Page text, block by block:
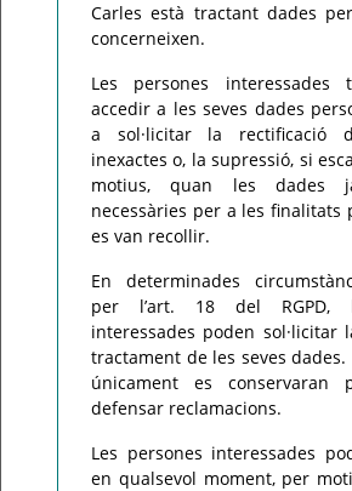
Carles està tractant dades
concerneixen.
Les persones
accedir a les seves dades
a sol·licitar la rectificació
inexactes o, la supressió, si
motius, quan les dades
necessàries per a les finalitats
es van recollir.
En determinades
per l’art. 18 del RGPD,
interessades poden sol·licitar
tractament de les seves dades.
únicament es conservaran
defensar reclamacions.
Les persones interessades
en qualsevol moment, per